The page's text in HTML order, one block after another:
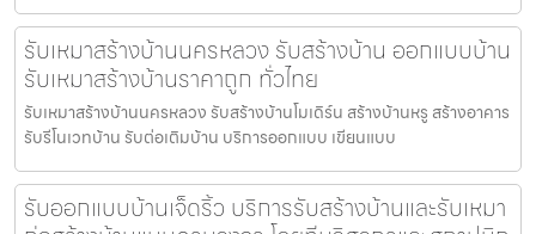
รับเหมาสร้างบ้านนครหลวง รับสร้างบ้าน ออกแบบบ้าน
รับเหมาสร้างบ้านราคาถูก ทั่วไทย
รับเหมาสร้างบ้านนครหลวง รับสร้างบ้านโมเดิร์น สร้างบ้านหรู สร้างอาคาร
รับรีโนเวทบ้าน รับต่อเติมบ้าน บริการออกแบบ เขียนแบบ
รับออกแบบบ้านเจ็ดริ้ว บริการรับสร้างบ้านและรับเหมา